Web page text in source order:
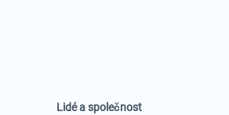
Lidé a společnost